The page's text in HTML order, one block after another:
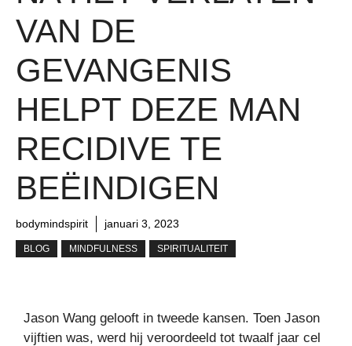
VAN DE
GEVANGENIS
HELPT DEZE MAN
RECIDIVE TE
BEËINDIGEN
bodymindspirit januari 3, 2023
BLOG MINDFULNESS SPIRITUALITEIT
Jason Wang gelooft in tweede kansen. Toen Jason
vijftien was, werd hij veroordeeld tot twaalf jaar cel